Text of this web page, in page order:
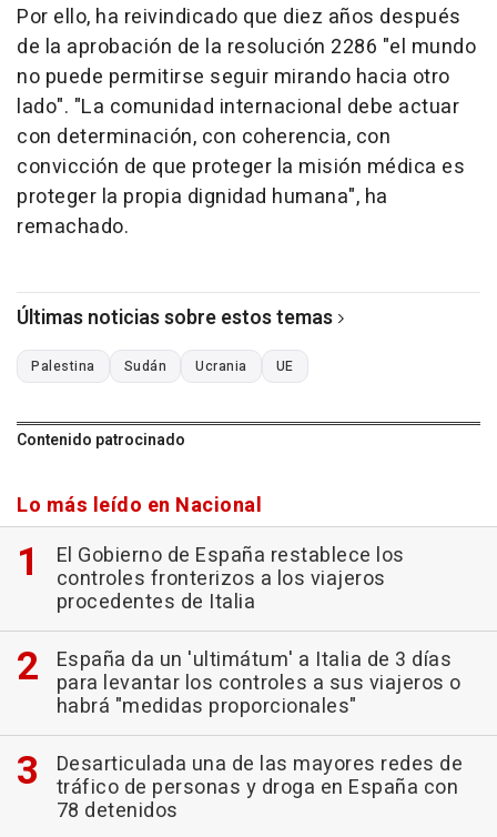
Por ello, ha reivindicado que diez años después
de la aprobación de la resolución 2286 "el mundo
no puede permitirse seguir mirando hacia otro
lado". "La comunidad internacional debe actuar
con determinación, con coherencia, con
convicción de que proteger la misión médica es
proteger la propia dignidad humana", ha
remachado.
Últimas noticias sobre estos temas
Palestina Sudán Ucrania UE
Contenido patrocinado
Lo más leído en Nacional
El Gobierno de España restablece los
controles fronterizos a los viajeros
procedentes de Italia
España da un 'ultimátum' a Italia de 3 días
para levantar los controles a sus viajeros o
habrá "medidas proporcionales"
Desarticulada una de las mayores redes de
tráfico de personas y droga en España con
78 detenidos